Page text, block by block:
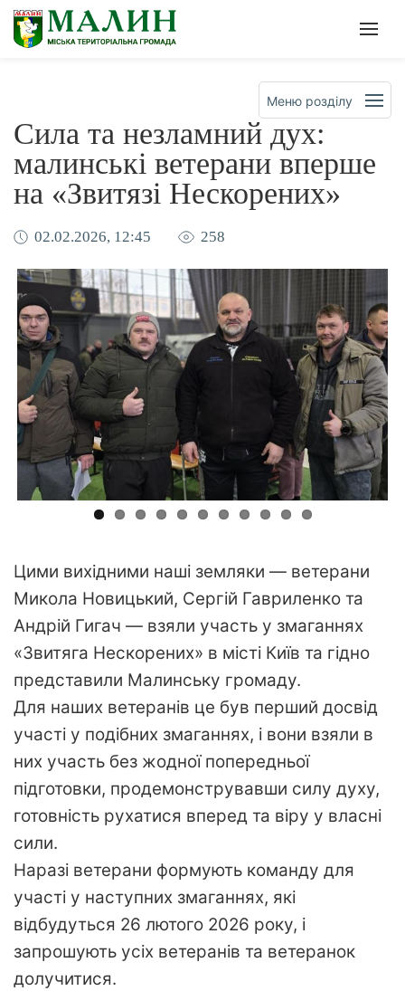
Офіційна сторінка
Меню розділу
Сила та незламний дух:
малинські ветерани вперше
на «Звитязі Нескорених»
02.02.2026, 12:45 258
Цими вихідними наші земляки — ветерани
Микола Новицький, Сергій Гавриленко та
Андрій Гигач — взяли участь у змаганнях
«Звитяга Нескорених» в місті Київ та гідно
представили Малинську громаду.
Для наших ветеранів це був перший досвід
участі у подібних змаганнях, і вони взяли в
них участь без жодної попередньої
підготовки, продемонструвавши силу духу,
готовність рухатися вперед та віру у власні
сили.
Наразі ветерани формують команду для
участі у наступних змаганнях, які
відбудуться 26 лютого 2026 року, і
запрошують усіх ветеранів та ветеранок
долучитися.